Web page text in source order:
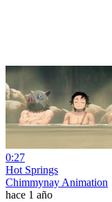
0:27
Hot Springs
Chimmynay Animation
hace 1 año